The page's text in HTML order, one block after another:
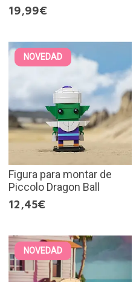
19,99€
NOVEDAD
Figura para montar de
Piccolo Dragon Ball
12,45€
NOVEDAD